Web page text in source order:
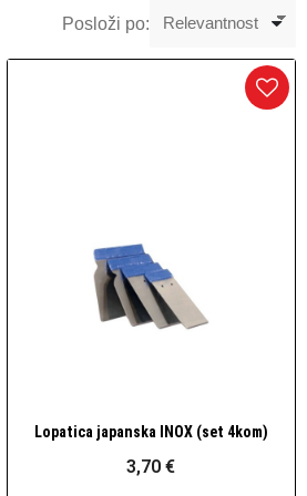
Posloži po:
Brzi pogled
Lopatica japanska INOX (set 4kom)
3,70 €